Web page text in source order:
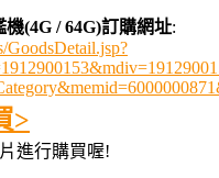
機(4G / 64G)訂購網址:
GoodsDetail.jsp?
>
進行購買喔!